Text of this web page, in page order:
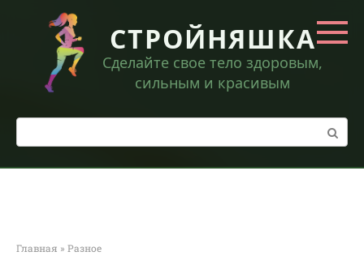
контенту
СТРОЙНЯШКА
Сделайте свое тело здоровым,
сильным и красивым
Поиск:
Главная » Разное